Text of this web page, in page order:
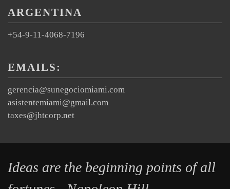
ARGENTINA
+54-9-11-4068-7196
EMAILS:
gerencia@sunegociomiami.com
asistentemiami@gmail.com
taxes@jhtcorp.net
Ideas are the beginning points of all